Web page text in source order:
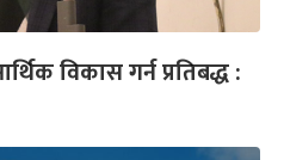
विकास गर्न प्रतिबद्ध :